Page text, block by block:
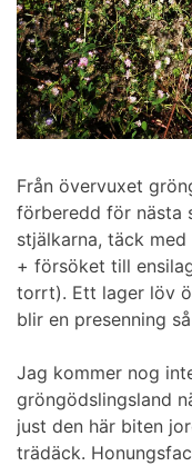
Från övervuxet
förberedd för nästa
stjälkarna, täck
+ försöket till
torrt). Ett lager löv
blir en presenning
Jag kommer nog
gröngödslingsland
just den här biten
trädäck.